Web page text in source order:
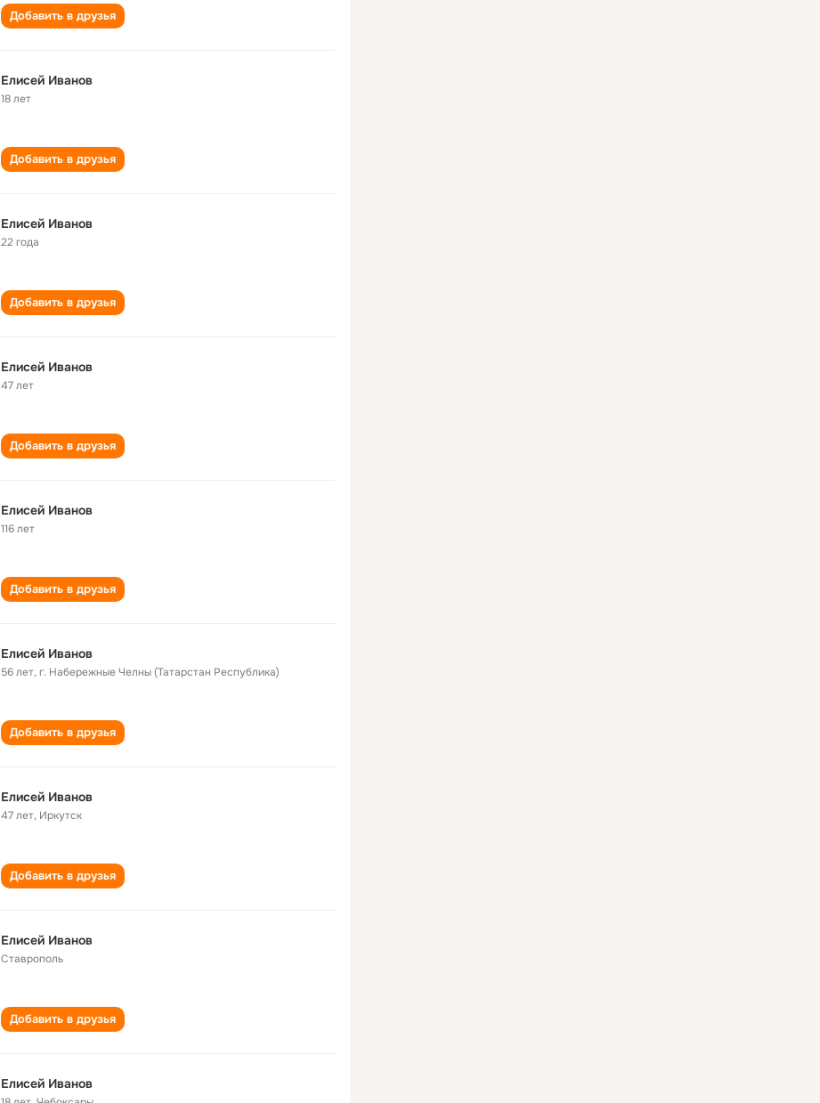
Добавить в друзья
Елисей Иванов
18 лет
Добавить в друзья
Елисей Иванов
22 года
Добавить в друзья
Елисей Иванов
47 лет
Добавить в друзья
Елисей Иванов
116 лет
Добавить в друзья
Елисей Иванов
56 лет,г. Набережные Челны (Татарстан Республика)
Добавить в друзья
Елисей Иванов
47 лет, Иркутск
Добавить в друзья
Елисей Иванов
Ставрополь
Добавить в друзья
Елисей Иванов